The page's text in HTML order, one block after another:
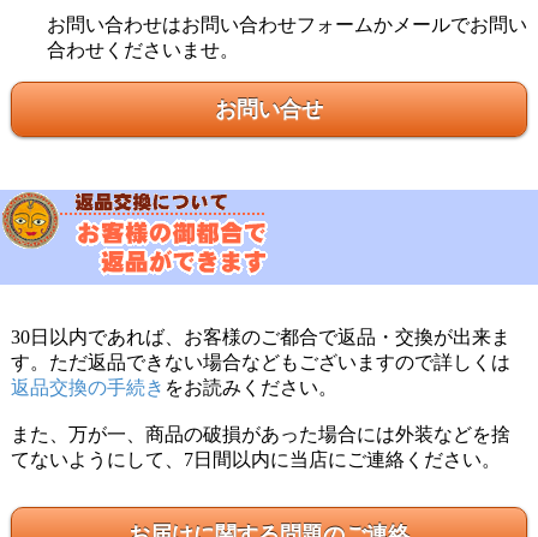
お問い合わせはお問い合わせフォームかメールでお問い
合わせくださいませ。
お問い合せ
30日以内であれば、お客様のご都合で返品・交換が出来ま
す。ただ返品できない場合などもございますので詳しくは
返品交換の手続き をお読みください。
また、万が一、商品の破損があった場合には外装などを捨
てないようにして、7日間以内に当店にご連絡ください。